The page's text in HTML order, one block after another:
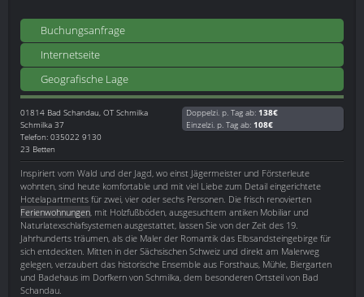
Buchungsanfrage
Internetseite
Geografische Lage
01814 Bad Schandau, OT Schmilka
Schmilka 37
Telefon: 035022 9130
23 Betten
Doppelzi. p. Tag ab: 138€
Einzelzi. p. Tag ab: 108€
Inspiriert vom Wald und der Jagd, wo einst Jägermeister und Försterleute
wohnten, sind heute komfortable und mit viel Liebe zum Detail eingerichtete
Hotelapartments für zwei, vier oder sechs Personen. Die frisch renovierten
Ferienwohnungen , mit Holzfußböden, ausgesuchtem antiken Mobiliar und
Naturlatexschlafsystemen ausgestattet, lassen Sie von der Zeit des 19.
Jahrhunderts träumen, als die Maler der Romantik das Elbsandsteingebirge für
sich entdeckten. Mitten in der Sächsischen Schweiz und direkt am Malerweg
gelegen, verzaubert das historische Ensemble aus Forsthaus, Mühle, Biergarten
und Badehaus im Dorfkern von Schmilka, dem besonderen Ortsteil von Bad
Schandau.